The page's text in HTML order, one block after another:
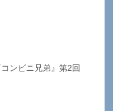
ンビニ兄弟』第2回